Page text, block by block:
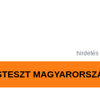
hirdetés